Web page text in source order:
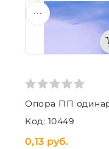
Опора ПП
Код: 10449
0,13 руб.